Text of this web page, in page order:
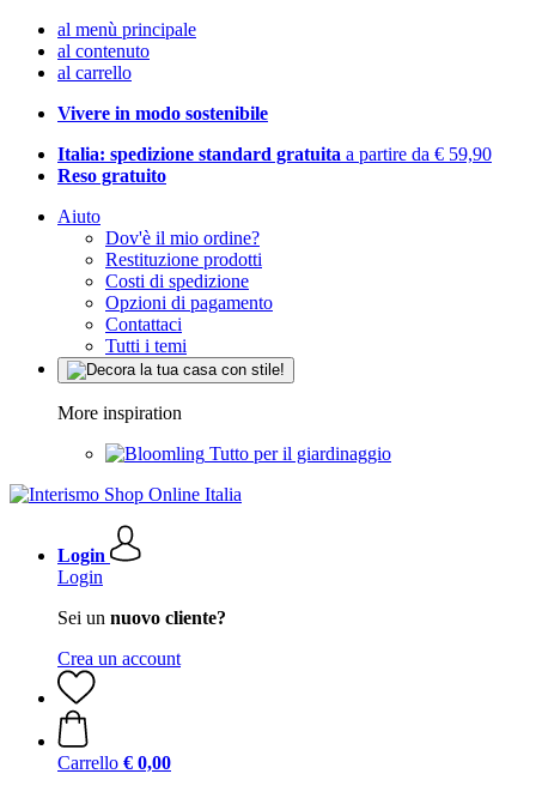
al menù principale
al contenuto
al carrello
Vivere in modo sostenibile
Italia: spedizione standard gratuita a partire da € 59,90
Reso gratuito
Aiuto
Dov'è il mio ordine?
Restituzione prodotti
Costi di spedizione
Opzioni di pagamento
Contattaci
Tutti i temi
More inspiration
Tutto per il giardinaggio
Login
Login
Sei un nuovo cliente?
Crea un account
Carrello € 0,00